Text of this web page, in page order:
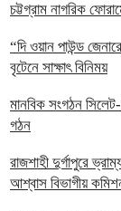
চট্টগ্রাম নাগরিক
“দি ওয়ান পাউন্ড
বৃটেনে সাক্ষাৎ বিনিময়
মানবিক সংগঠন
গঠন
রাজশাহী দুর্গাপুরে
আশ্বাস বিভাগীয়